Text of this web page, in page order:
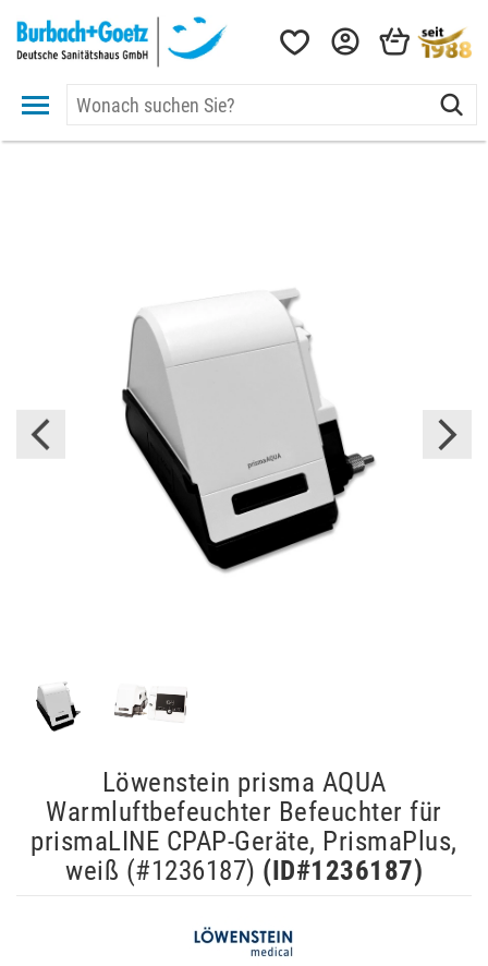
Löwenstein prisma AQUA
Warmluftbefeuchter Befeuchter für
prismaLINE CPAP-Geräte, PrismaPlus,
weiß (#1236187) (ID#1236187)